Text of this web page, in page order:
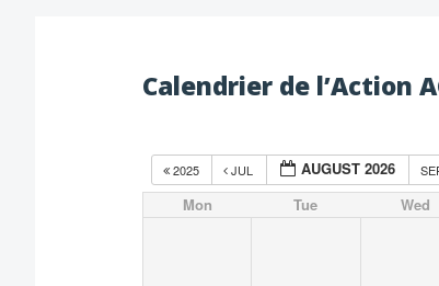
Calendrier de l’Action
2025 JUL AUGUST 2026
Mon Tue Wed